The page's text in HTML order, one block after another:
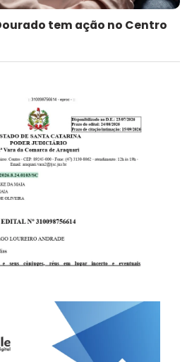
tem ação no Centro